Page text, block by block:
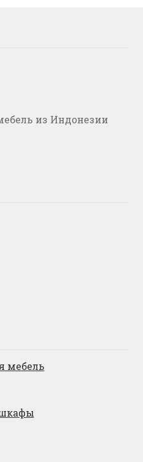
из Индонезии
мебель